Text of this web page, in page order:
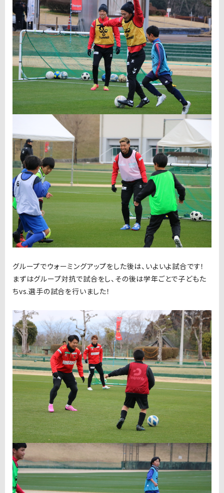
グループでウォーミングアップをした後は、いよいよ試合です！
まずはグループ対抗で試合をし、その後は学年ごとで子どもた
ちvs.選手の試合を行いました！